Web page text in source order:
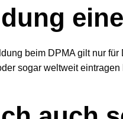
beim DPMA gilt nur
sogar weltweit